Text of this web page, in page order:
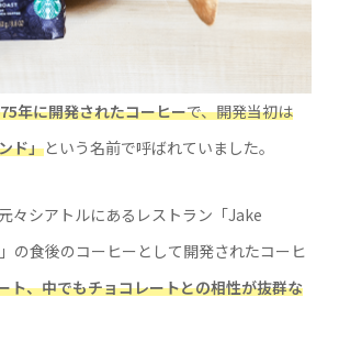
年に開発されたコーヒーで、開発当初は
ド」という名前で呼ばれていました。
々シアトルにあるレストラン「Jake
の食後のコーヒーとして開発されたコーヒ
ト、中でもチョコレートとの相性が抜群な